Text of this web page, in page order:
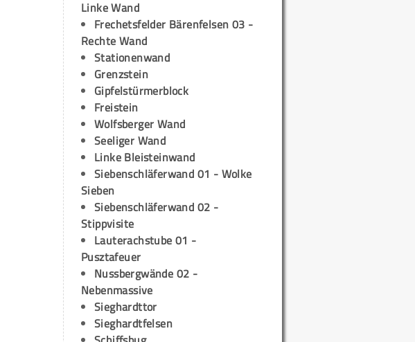
Linke Wand
Frechetsfelder Bärenfelsen 03 -
Rechte Wand
Stationenwand
Grenzstein
Gipfelstürmerblock
Freistein
Wolfsberger Wand
Seeliger Wand
Linke Bleisteinwand
Siebenschläferwand 01 - Wolke
Sieben
Siebenschläferwand 02 -
Stippvisite
Lauterachstube 01 -
Pusztafeuer
Nussbergwände 02 -
Nebenmassive
Sieghardttor
Sieghardtfelsen